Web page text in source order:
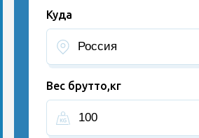
Куда
Вес брутто,кг